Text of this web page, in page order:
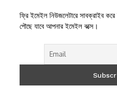
ফ্রি ইমেইল নিউজলেটারে সাবক্রাইব
পৌছে যাবে আপনার ইমেইল বক্সে।